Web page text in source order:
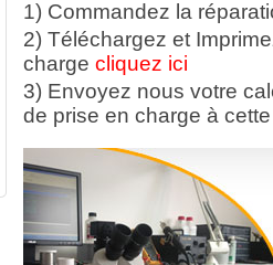
1) Commandez la
2) Téléchargez et
charge cliquez ici
3) Envoyez nous votre
de prise en charge à